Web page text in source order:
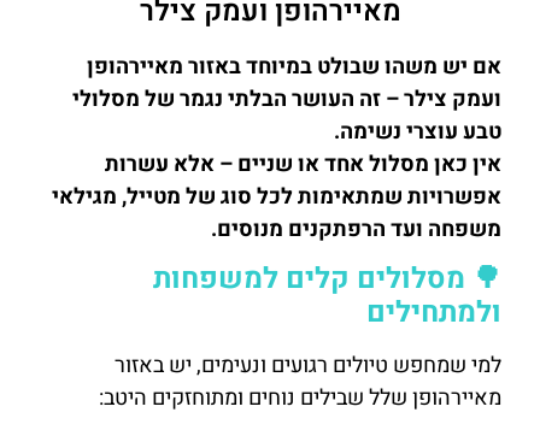
מאיירהופן ועמק צילר
אם יש משהו שבולט במיוחד באזור מאיירהופן
ועמק צילר – זה העושר הבלתי נגמר של מסלולי
טבע עוצרי נשימה.
אין כאן מסלול אחד או שניים – אלא עשרות
אפשרויות שמתאימות לכל סוג של מטייל, מגילאי
משפחה ועד הרפתקנים מנוסים.
🌳 מסלולים קלים למשפחות
ולמתחילים
למי שמחפש טיולים רגועים ונעימים, יש באזור
מאיירהופן שלל שבילים נוחים ומתוחזקים היטב: